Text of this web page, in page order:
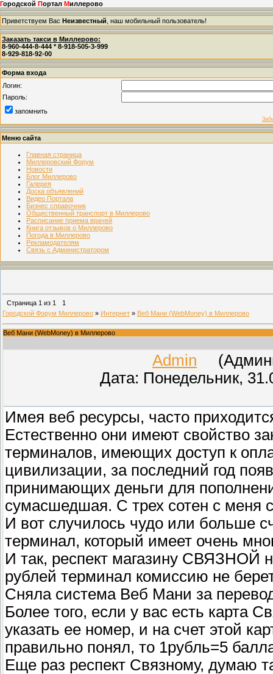
Городской Портал Миллерово
Приветствуем Вас Неизвестный , наш мобильный пользователь!
Заказать такси в Миллерово:
8-960-444-8-444 * 8-918-505-3-999
8-929-818-92-00
Форма входа
Логин:
Пароль:
запомнить
Меню сайта
Главная страница
Миллеровский Форум
Новости
Блог Миллерово
Галерея
Доска объявлений
Видео Портала
Бизнес справочник
Общественный транспорт в Миллерово
Расписание приема врачей
Книга отзывов о Миллерово
Погода в Миллерово
Рекламодателям
Связь с Администратором
Страница 1 из 1
1
Городской Форум Миллерово » Интернет » Веб Мани (WebMoney) в Миллерово
Веб Мани (WebMoney) в Миллерово
Admin
Дата: Понедельник,
Имея веб ресурсы, часто
Естественно они имеют свойство
терминалов, имеющих доступ к
цивилизации, за последний год
принимающих деньги для
сумасшедшая. С трех сотен с меня
И вот случилось чудо или больше
терминал, который имеет очень
И так, респект магазину СВЯЗНОЙ
рублей терминал комиссию не
Сняла система Веб Мани за
Более того, если у вас есть карта
указать ее номер, и на счет этой
правильно понял, то 1рубль=5
Еще раз респект Связному, думаю